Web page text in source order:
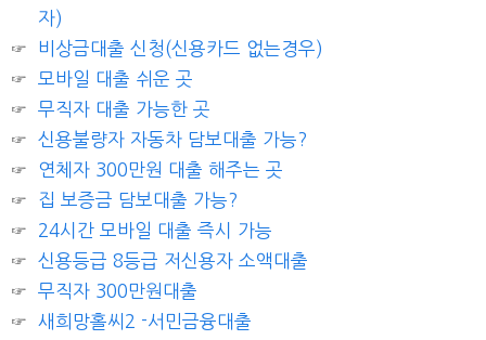
자)
비상금대출 신청(신용카드 없는경우)
모바일 대출 쉬운 곳
무직자 대출 가능한 곳
신용불량자 자동차 담보대출 가능?
연체자 300만원 대출 해주는 곳
집 보증금 담보대출 가능?
24시간 모바일 대출 즉시 가능
신용등급 8등급 저신용자 소액대출
무직자 300만원대출
새희망홀씨2 -서민금융대출